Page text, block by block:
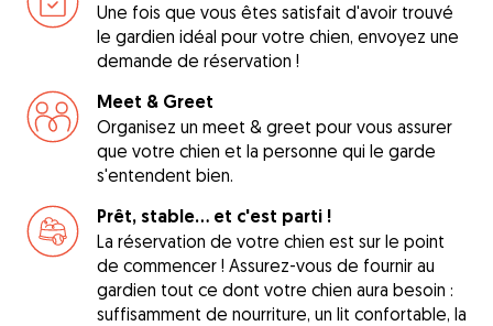
Une fois que vous êtes satisfait d'avoir trouvé
le gardien idéal pour votre chien, envoyez une
demande de réservation !
Meet & Greet
Organisez un meet & greet pour vous assurer
que votre chien et la personne qui le garde
s'entendent bien.
Prêt, stable... et c'est parti !
La réservation de votre chien est sur le point
de commencer ! Assurez-vous de fournir au
gardien tout ce dont votre chien aura besoin :
suffisamment de nourriture, un lit confortable, la